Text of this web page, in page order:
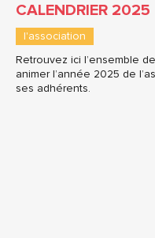
CALENDRIER 2025
l'association
Retrouvez ici l’ensemble
animer l’année 2025 de
ses adhérents.